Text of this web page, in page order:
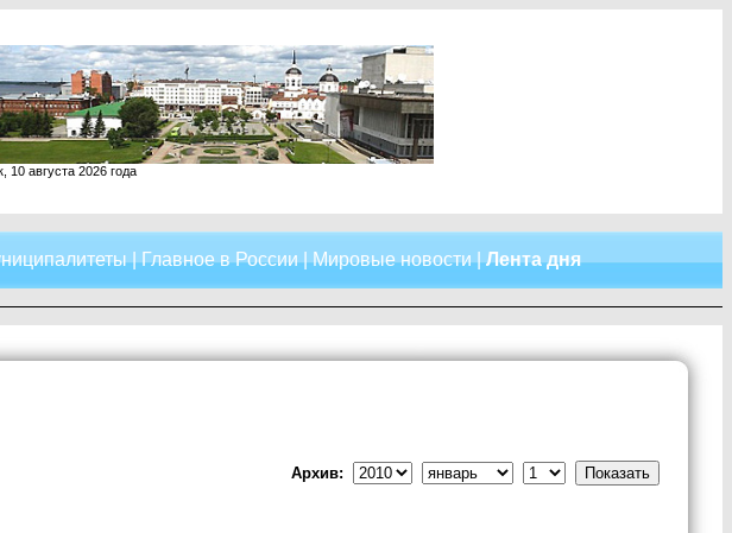
10 августа 2026 года
|Главное в России|Мировые новости|Лента дня
Архив: